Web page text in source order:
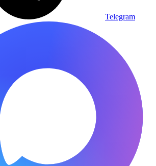
Telegram